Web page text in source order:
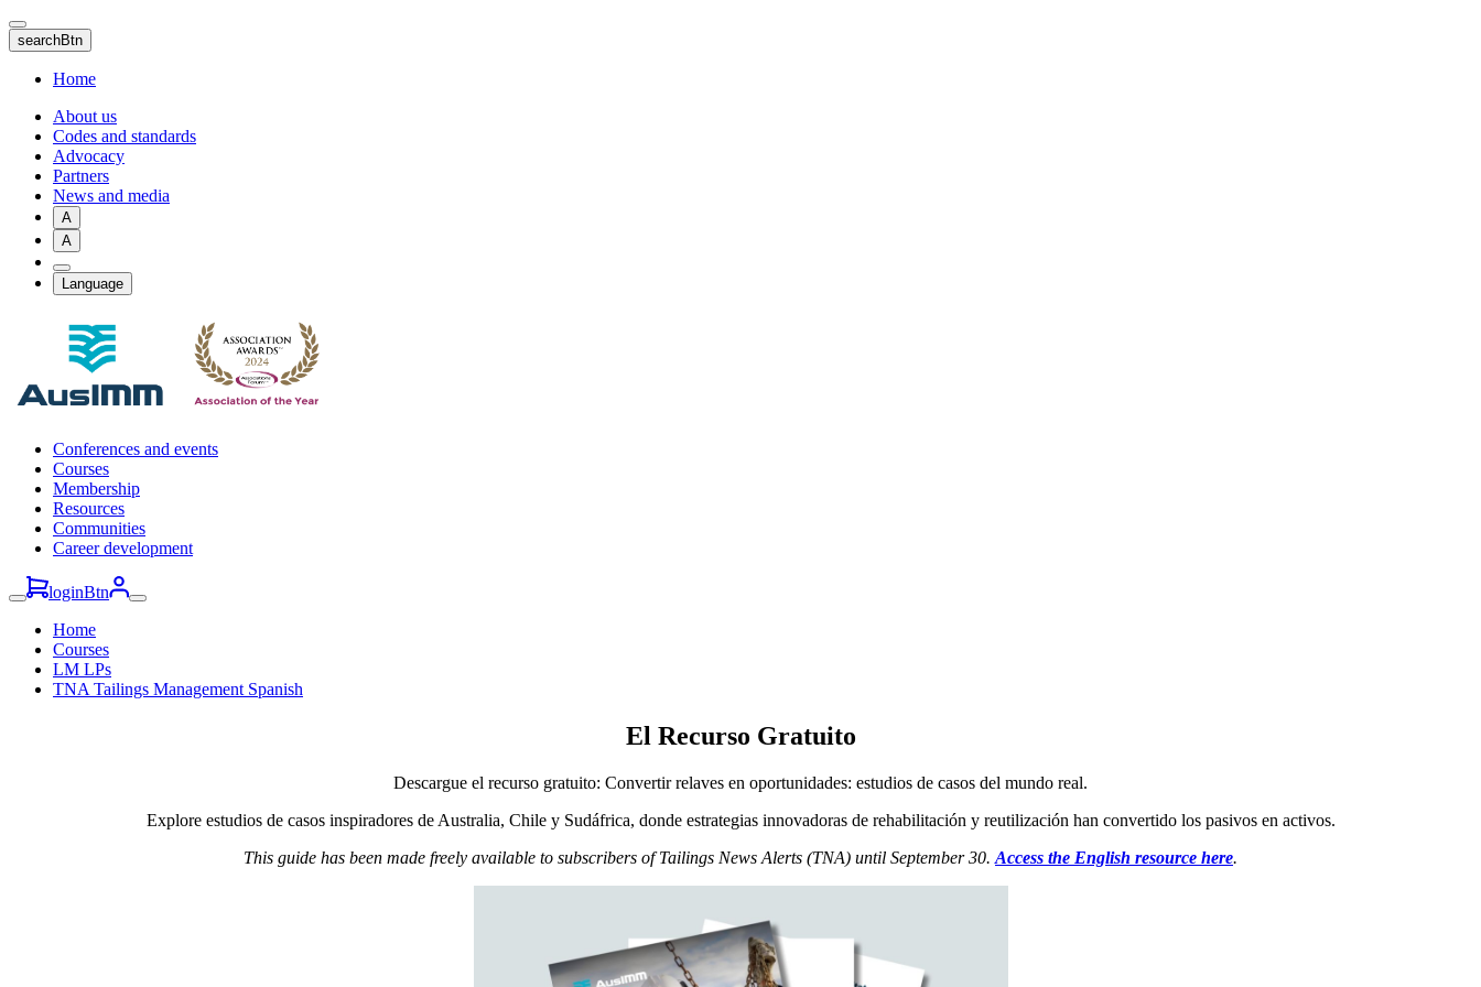
Skip
to
main
content
searchBtn
Home
About us
Codes and standards
Advocacy
Partners
News and media
A
A
Language
Conferences and events
Courses
Membership
Resources
Communities
Career development
loginBtn
Home
Courses
LM LPs
TNA Tailings Management Spanish
El Recurso Gratuito
Descargue el recurso gratuito: Convertir relaves en oportunidades: estudios de casos del mundo real.
Explore estudios de casos inspiradores de Australia, Chile y Sudáfrica, donde estrategias innovadoras de rehabilitación y reutilización han convertido los pasivos en activos.
This guide has been made freely available to subscribers of Tailings News Alerts (TNA) until September 30. Access the English resource here.